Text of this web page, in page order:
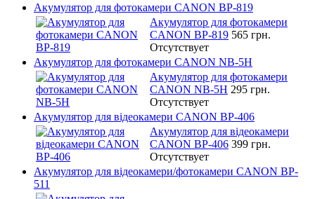
Акумулятор для фотокамери CANON BP-819
Акумулятор для фотокамери
CANON BP-819 565 грн.
Отсутствует
Акумулятор для фотокамери CANON NB-5H
Акумулятор для фотокамери
CANON NB-5H 295 грн.
Отсутствует
Акумулятор для відеокамери CANON BP-406
Акумулятор для відеокамери
CANON BP-406 399 грн.
Отсутствует
Акумулятор для відеокамери/фотокамери CANON BP-
511